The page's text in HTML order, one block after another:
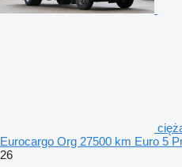
Eurocargo Org 27500 km Euro 5
26